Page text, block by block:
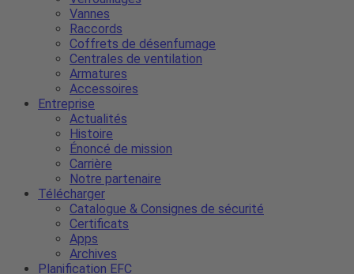
Vannes
Raccords
Coffrets de désenfumage
Centrales de ventilation
Armatures
Accessoires
Entreprise
Actualités
Histoire
Énoncé de mission
Carrière
Notre partenaire
Télécharger
Catalogue & Consignes de sécurité
Certificats
Apps
Archives
Planification EFC